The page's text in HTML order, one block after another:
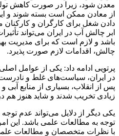
معدن شود، زیرا در صورت کاهش
از معادن ممکن است بسته شوند و
دادن شغل برای کارگران و
ابر چالش آب در ایران می‌تواند
باشد و لازم است که برای مدیریت
چالش، اقدامات لازم صورت پذیرد.
پرتویی ادامه داد: یکی از عوامل
در ایران، سیاست‌های غلط و
پس از انقلاب، بسیاری از منابع
زیادی تخریب شدند و شاید هنوز هم
یکی دیگر از دلایل می‌تواند عدم
توجه به مطالعات علمی باشد. این
با نظرات متخصصان و مطالعات